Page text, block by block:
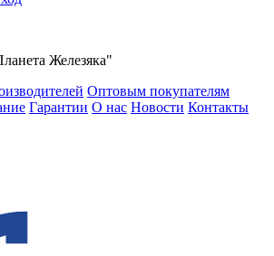
Железяка"
Оптовым покупателям
Гарантии О нас Новости Контакты